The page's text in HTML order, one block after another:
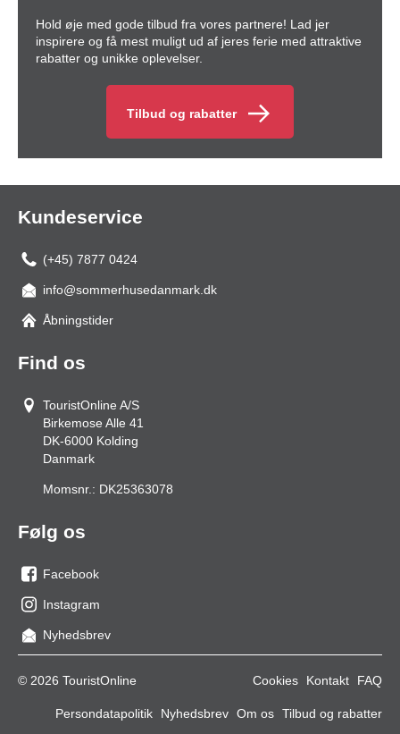
Hold øje med gode tilbud fra vores partnere! Lad jer
inspirere og få mest muligt ud af jeres ferie med attraktive
rabatter og unikke oplevelser.
Tilbud og rabatter
Kundeservice
(+45) 7877 0424
info@sommerhusedanmark.dk
Åbningstider
Find os
TouristOnline A/S
Birkemose Alle 41
DK-6000 Kolding
Danmark
Momsnr.: DK25363078
Følg os
os
på
facebook
Facebook
os
på
Instagram
Nyhedsbrev
© 2026 TouristOnline Cookies Kontakt FAQ
Persondatapolitik Nyhedsbrev Om os Tilbud og rabatter